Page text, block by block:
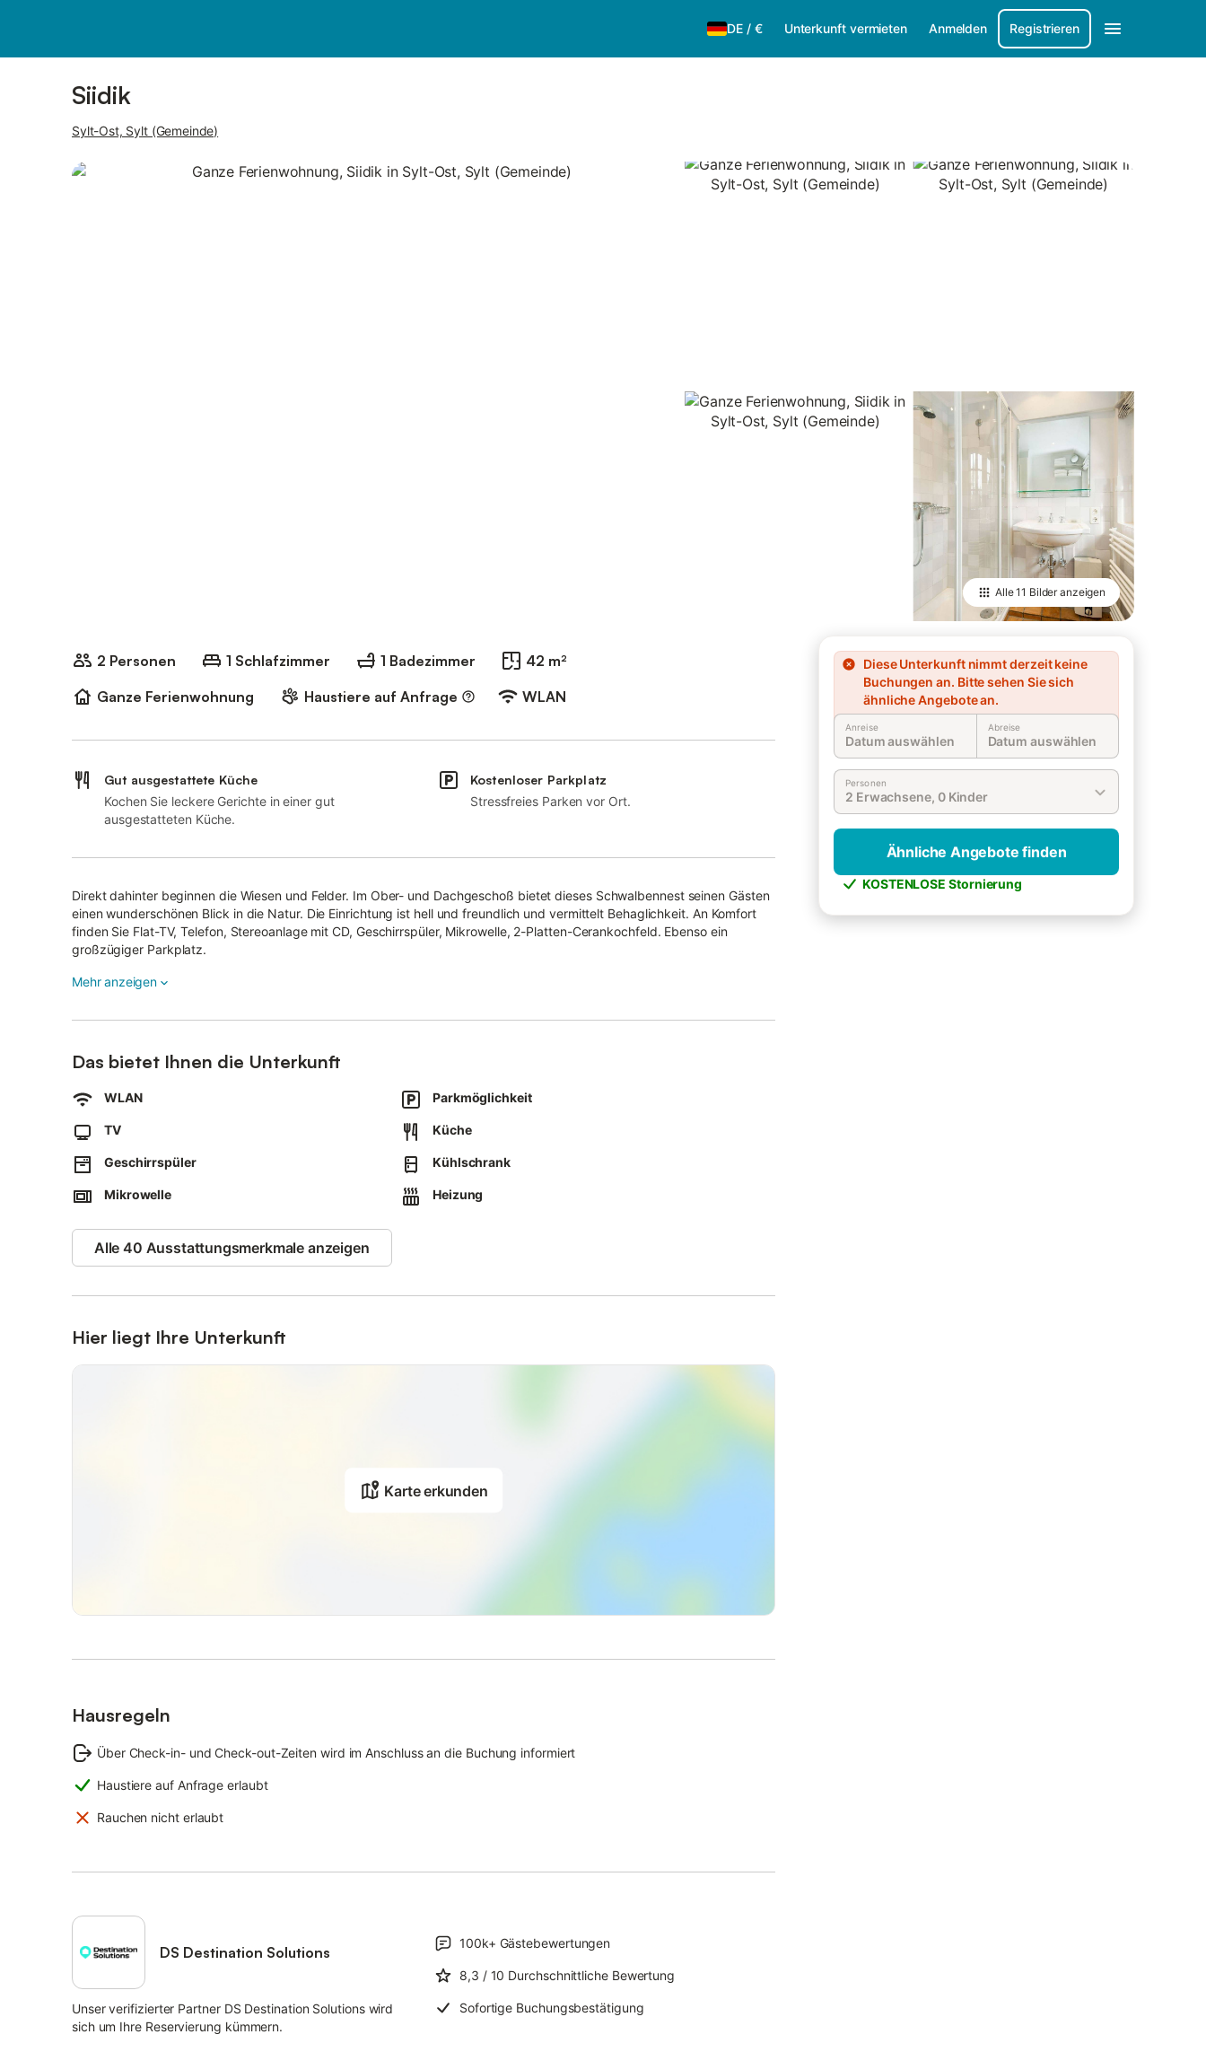
DE / € Unterkunft vermieten Anmelden Registrieren
Siidik
Sylt-Ost, Sylt (Gemeinde)
Alle11 Bilderanzeigen
2 Personen 1 Schlafzimmer 1 Badezimmer
42 m²
Ganze Ferienwohnung
Haustiere auf Anfrage WLAN
Diese Unterkunft nimmt derzeit keine
Buchungen an. Bitte sehen Sie sich
ähnliche Angebote an.
Anreise
Datum auswählen
Abreise
Datum auswählen
Personen
2 Erwachsene, 0 Kinder
Ähnliche Angebote finden
KOSTENLOSE Stornierung
Gut ausgestattete Küche
Kochen Sie leckere Gerichte in einer gut
ausgestatteten Küche.
Kostenloser Parkplatz
Stressfreies Parken vor Ort.
Direkt dahinter beginnen die Wiesen und Felder. Im Ober- und Dachgeschoß bietet dieses Schwalbennest seinen Gästen
einen wunderschönen Blick in die Natur. Die Einrichtung ist hell und freundlich und vermittelt Behaglichkeit. An Komfort
finden Sie Flat-TV, Telefon, Stereoanlage mit CD, Geschirrspüler, Mikrowelle, 2-Platten-Cerankochfeld. Ebenso ein
großzügiger Parkplatz.
Obergeschoss
Stühlen, Einbauschrank
Bad: weißes Duschbad mit elektrischem Handtuchwärmer und kleinem Abstellraum
Dachgeschoss
Raum mit Doppelbett (2 Matratzen 180 x 200 cm, ohne Fußteil) unter Schrägen und kleinem Einbauschrank (mit
Mehr anzeigen
Das bietet Ihnen die Unterkunft
WLAN Parkmöglichkeit
TV Küche
Geschirrspüler Kühlschrank
Mikrowelle Heizung
Alle 40 Ausstattungsmerkmale anzeigen
Hier liegt Ihre Unterkunft
Karte erkunden
Hausregeln
Über Check-in- und Check-out-Zeiten wird im Anschluss an die Buchung informiert
Haustiere auf Anfrage erlaubt
Rauchen nicht erlaubt
DS Destination Solutions
Unser verifizierter Partner DS Destination Solutions wird
sich um Ihre Reservierung kümmern.
100k+ Gästebewertungen
8,3 / 10 Durchschnittliche Bewertung
Sofortige Buchungsbestätigung